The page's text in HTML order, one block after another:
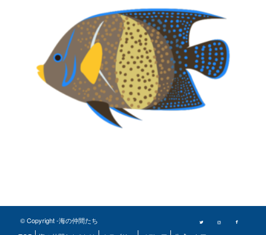
© Copyright -海の仲間たち